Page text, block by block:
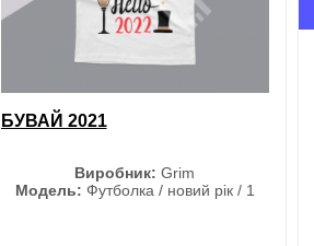
БУВАЙ 2021
Виробник: Grim
Модель: Футболка / новий рік / 1